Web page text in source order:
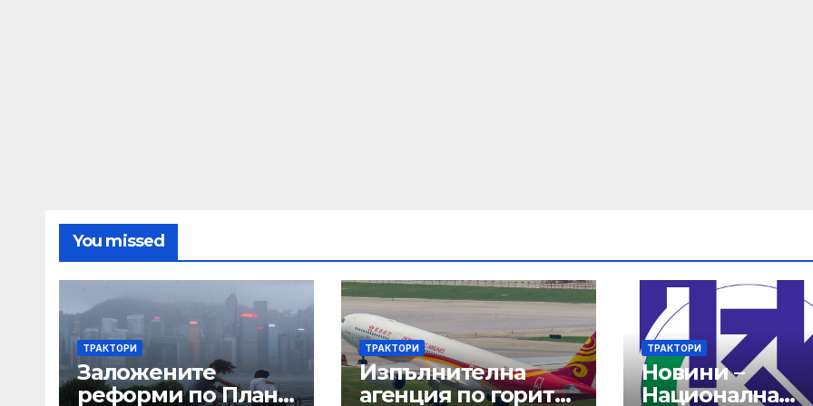
You missed
ТРАКТОРИ
Заложените
реформи по Плана
ТРАКТОРИ
Изпълнителна
агенция по горите
ТРАКТОРИ
Новини –
Национална